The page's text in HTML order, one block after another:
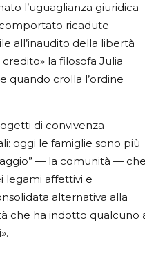
l’uguaglianza giuridica
comportato ricadute
all’inaudito della libertà
la filosofa Julia
quando crolla l’ordine
di convivenza
oggi le famiglie sono più
— la comunità — che
legami affettivi e
alternativa alla
che ha indotto qualcuno